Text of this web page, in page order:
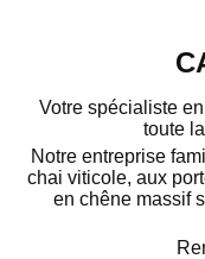
Votre spécialiste
toute
Notre entreprise
chai viticole, aux
en chêne massif